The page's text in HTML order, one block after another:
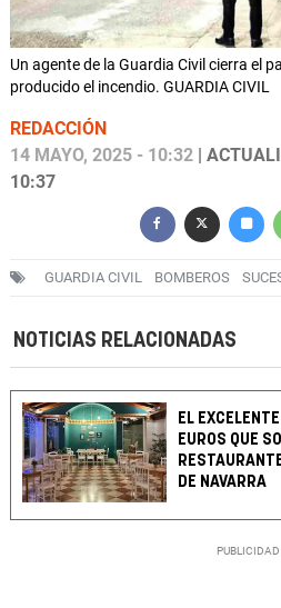
Un agente de la Guardia Civil cierra el
producido el incendio. GUARDIA CIVIL
REDACCIÓN
14 MAYO, 2025 - 10:32 |
10:37
GUARDIA CIVIL BOMBEROS
NOTICIAS RELACIONADAS
EL
EUROS QUE
DE NAVARRA